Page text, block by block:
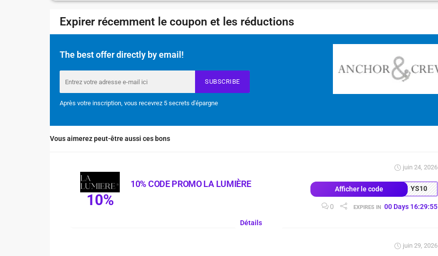
Expirer récemment le coupon et les réductions
The best offer directly by email!
SUBSCRIBE
Après votre inscription, vous recevrez 5 secrets d'épargne
Vous aimerez peut-être aussi ces bons
10%
10% CODE PROMO LA LUMIÈRE
juin 24, 2026
Afficher le code YS10
0 EXPIRES IN 00 Days 16:29:54
Détails
juin 29, 2026